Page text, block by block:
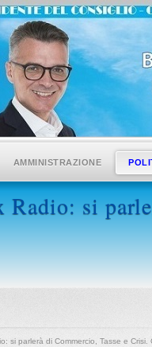
AMMINISTRAZIONE
Radio: si
si parlerà di Commercio, Tasse e Crisi.